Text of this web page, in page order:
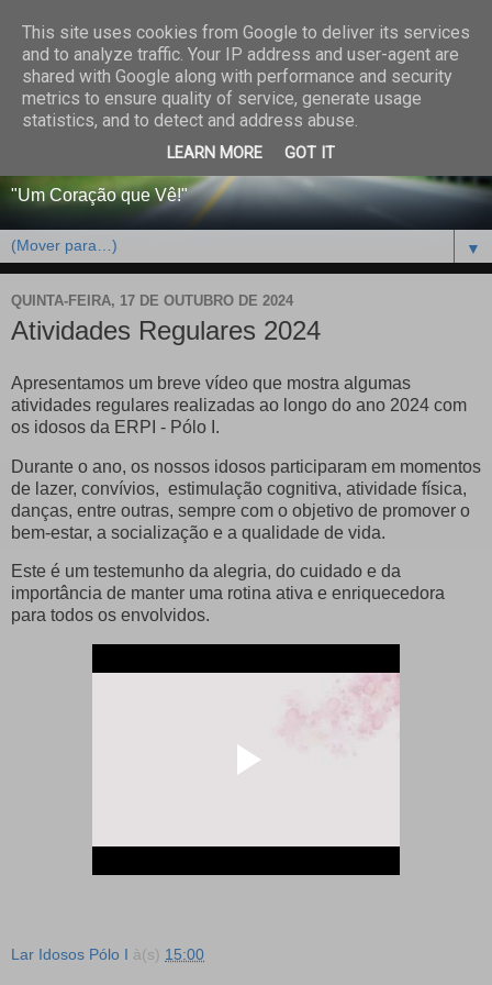
CENTRO PAROQUIAL E
SOCIAL DO SALVADOR
DE BEJA
"Um Coração que Vê!"
▼
QUINTA-FEIRA, 17 DE OUTUBRO DE 2024
Atividades Regulares 2024
Apresentamos um breve vídeo que mostra algumas
atividades regulares realizadas ao longo do ano 2024 com
os idosos da ERPI - Pólo I.
Durante o ano, os nossos idosos participaram em momentos
de lazer, convívios, estimulação cognitiva, atividade física,
danças, entre outras, sempre com o objetivo de promover o
bem-estar, a socialização e a qualidade de vida.
Este é um testemunho da alegria, do cuidado e da
importância de manter uma rotina ativa e enriquecedora
para todos os envolvidos.
Lar Idosos Pólo I à(s) 15:00
This site uses cookies from Google to deliver its services
and to analyze traffic. Your IP address and user-agent are
shared with Google along with performance and security
metrics to ensure quality of service, generate usage
statistics, and to detect and address abuse.
LEARN MORE GOT IT